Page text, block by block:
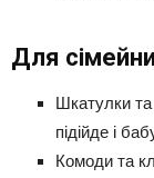
Для
Шкатулки
підійде і
Комоди та